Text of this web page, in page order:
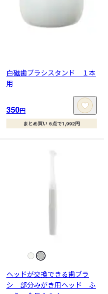
白磁歯ブラシスタンド １本
用
350円
まとめ買い 6点で1,992円
ヘッドが交換できる歯ブラ
シ 部分みがき用ヘッド ふ